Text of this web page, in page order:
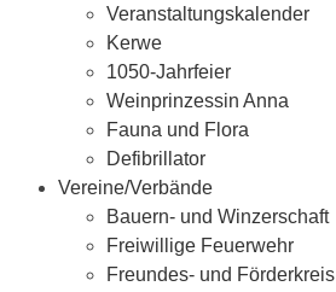
Veranstaltungskalender
Kerwe
1050-Jahrfeier
Weinprinzessin Anna
Fauna und Flora
Defibrillator
Vereine/Verbände
Bauern- und Winzerschaft
Freiwillige Feuerwehr
Freundes- und Förderkreis